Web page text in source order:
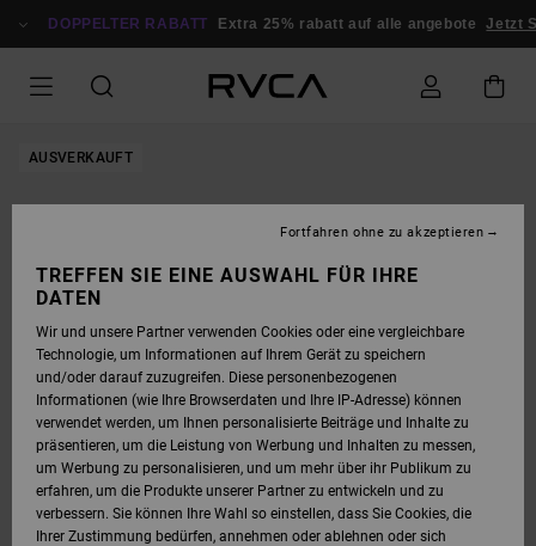
ZUR
DOPPELTER RABATT Extra 25% rabatt auf alle angebote Jetzt
AUSVERKAUFT
TREFFEN SIE EINE AUSWAHL FÜR IHRE
DATEN
Wir und unsere Partner verwenden Cookies oder eine vergleichbare
Technologie, um Informationen auf Ihrem Gerät zu speichern
und/oder darauf zuzugreifen. Diese personenbezogenen
Informationen (wie Ihre Browserdaten und Ihre IP-Adresse) können
verwendet werden, um Ihnen personalisierte Beiträge und Inhalte zu
präsentieren, um die Leistung von Werbung und Inhalten zu messen,
um Werbung zu personalisieren, und um mehr über ihr Publikum zu
erfahren, um die Produkte unserer Partner zu entwickeln und zu
verbessern. Sie können Ihre Wahl so einstellen, dass Sie Cookies, die
Ihrer Zustimmung bedürfen, annehmen oder ablehnen oder sich
Fortfahren ohne zu akzeptieren